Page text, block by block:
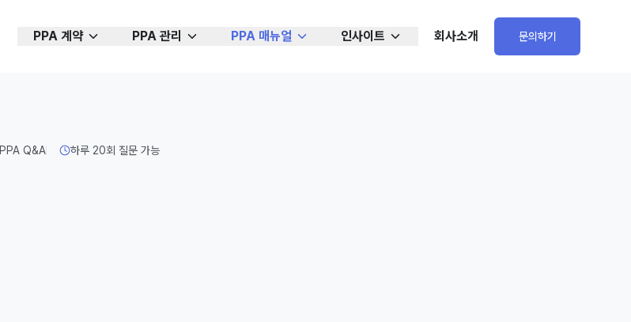
PPA 계약 PPA 관리 PPA 매뉴얼 인사이트 회사소개 문의하기
PPA Q&A 하루 20회 질문 가능